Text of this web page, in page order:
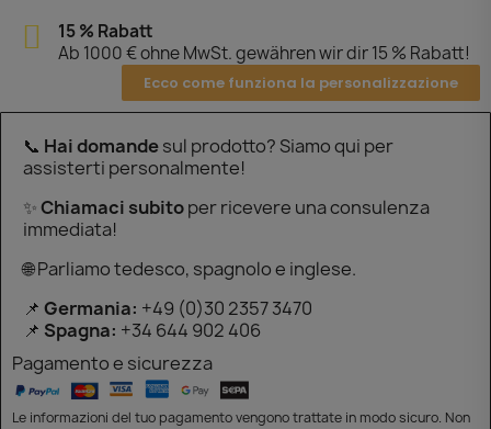
15 % Rabatt
Ab 1000 € ohne MwSt. gewähren wir dir 15 % Rabatt!
Ecco come funziona la personalizzazione
📞 Hai domandesul prodotto? Siamo qui per
assisterti personalmente!
✨Chiamaci subitoper ricevere una consulenza
immediata!
🌐 Parliamo tedesco, spagnolo e inglese.
📌 Germania: +49 (0)30 2357 3470
📌 Spagna: +34 644 902 406
Pagamento e sicurezza
Le informazioni del tuo pagamento vengono trattate in modo sicuro. Non